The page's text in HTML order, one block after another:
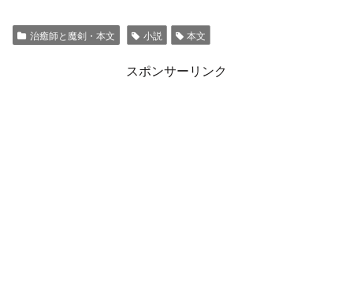
治癒師と魔剣・本文 小説 本文
スポンサーリンク